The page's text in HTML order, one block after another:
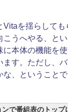
を揺らしても
うへやる、と
に本体の機能を
ます。ただし、
な、ということ
ンで番組表のトップ